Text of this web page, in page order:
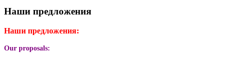
Наши предложения
Наши предложения:
Our proposals: